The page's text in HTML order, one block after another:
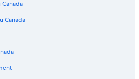
Canada
Canada